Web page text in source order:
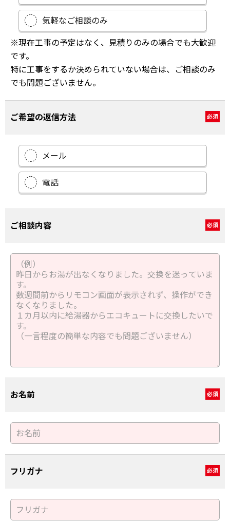
気軽なご相談のみ
※現在工事の予定はなく、見積りのみの場合でも大歓迎
です。
特に工事をするか決められていない場合は、ご相談のみ
でも問題ございません。
ご希望の返信方法 必須
メール
電話
ご相談内容 必須
お名前 必須
フリガナ 必須